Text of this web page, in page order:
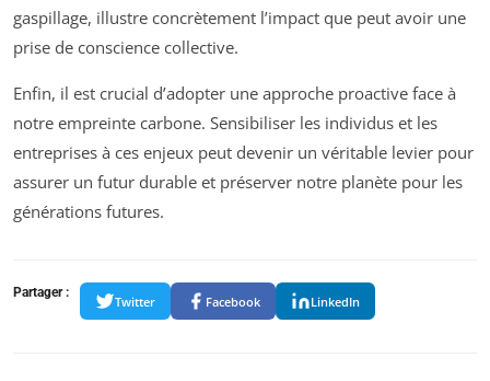
gaspillage, illustre concrètement l’impact que peut avoir une
prise de conscience collective.
Enfin, il est crucial d’adopter une approche proactive face à
notre empreinte carbone. Sensibiliser les individus et les
entreprises à ces enjeux peut devenir un véritable levier pour
assurer un futur durable et préserver notre planète pour les
générations futures.
Partager :
Twitter Facebook LinkedIn